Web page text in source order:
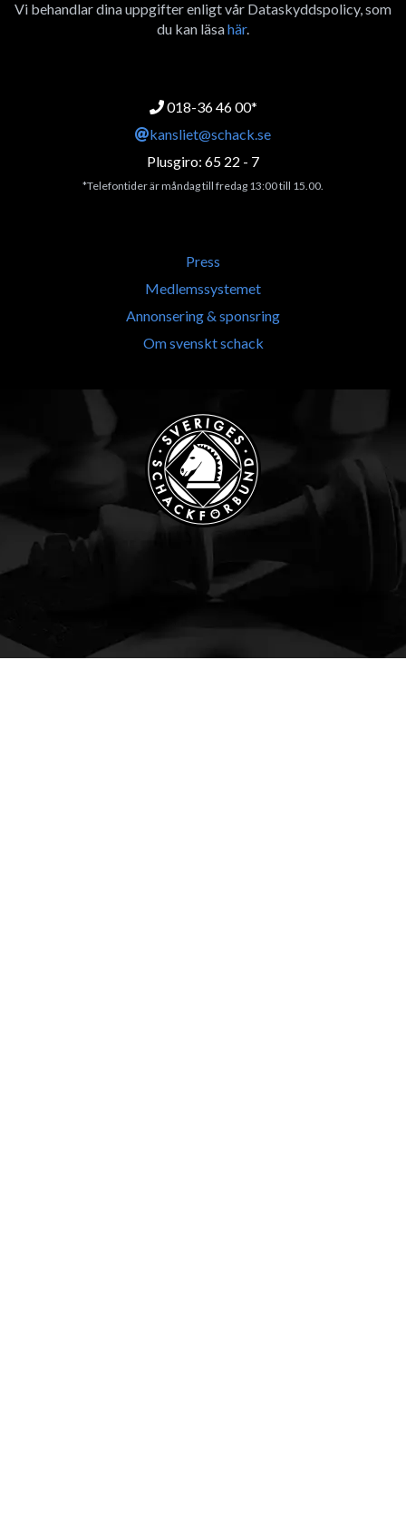
Vi behandlar dina uppgifter enligt vår Dataskyddspolicy, som
du kan läsahär.
018-36 46 00*
kansliet@schack.se
Plusgiro: 65 22 - 7
*Telefontider är måndag till fredag 13:00 till 15.00.
Press
Medlemssystemet
Annonsering & sponsring
Om svenskt schack